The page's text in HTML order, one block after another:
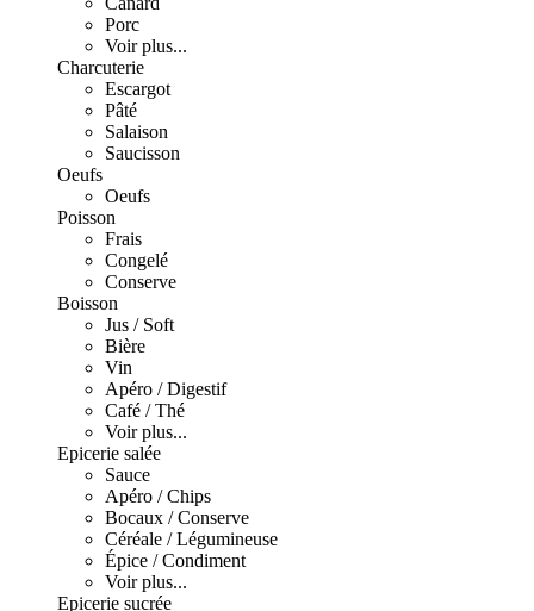
Porc
Voir plus...
Charcuterie
Escargot
Pâté
Salaison
Saucisson
Oeufs
Oeufs
Poisson
Frais
Congelé
Conserve
Boisson
Jus / Soft
Bière
Vin
Apéro / Digestif
Café / Thé
Voir plus...
Epicerie salée
Sauce
Apéro / Chips
Bocaux / Conserve
Céréale / Légumineuse
Épice / Condiment
Voir plus...
Epicerie sucrée